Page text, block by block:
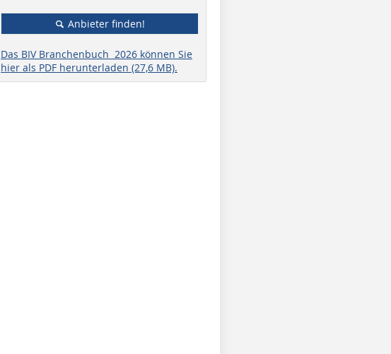
Anbieter finden!
Das BIV Branchenbuch 2026 können Sie
hier als PDF herunterladen (27,6 MB).